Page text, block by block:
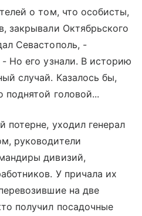
о том, что особисты,
закрывали Октябрьского
Севастополь, -
Но его узнали. В историю
случай. Казалось бы,
головой...
уходил генерал
руководители
дивизий,
У причала их
на две
получил посадочные